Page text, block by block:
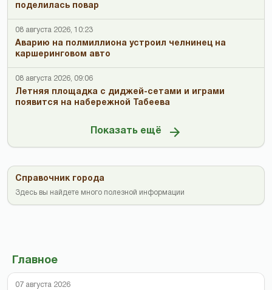
поделилась повар
08 августа 2026, 10:23
Аварию на полмиллиона устроил челнинец на
каршеринговом авто
08 августа 2026, 09:06
Летняя площадка с диджей-сетами и играми
появится на набережной Табеева
Показать ещё
Справочник города
Здесь вы найдете много полезной информации
Главное
07 августа 2026